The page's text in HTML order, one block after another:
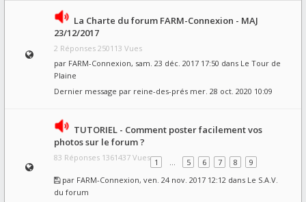
La Charte du forum FARM-Connexion - MAJ
23/12/2017
2 Réponses 250113 Vues
par FARM-Connexion, sam. 23 déc. 2017 17:50 dans Le Tour de
Plaine
Dernier message par reine-des-prés mer. 28 oct. 2020 10:09
TUTORIEL - Comment poster facilement vos
photos sur le forum ?
83 Réponses 1361437 Vues 1 … 5 6 7 8
9
par FARM-Connexion, ven. 24 nov. 2017 12:12 dans Le S.A.V.
du forum